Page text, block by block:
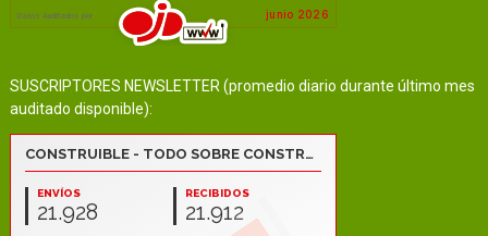
SUSCRIPTORES NEWSLETTER (promedio diario durante último mes
auditado disponible):